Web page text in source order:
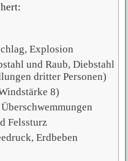
Explosion
und Raub, Diebstahl
dritter Personen)
8)
Felssturz
Erdbeben